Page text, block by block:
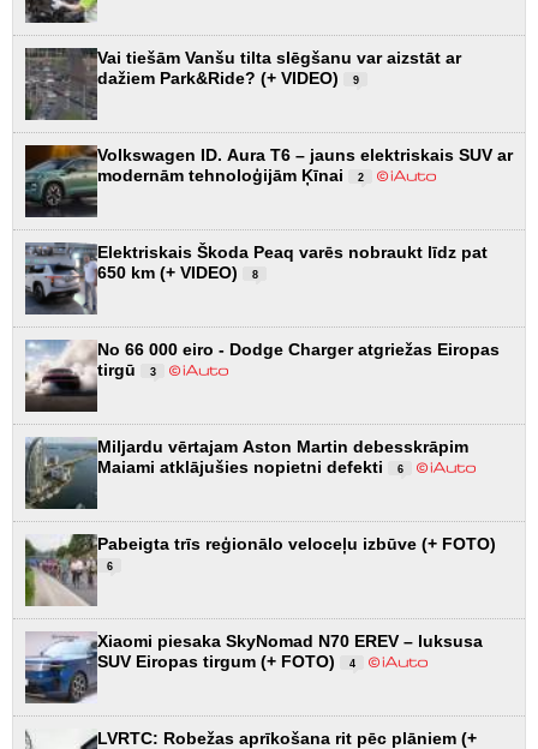
Vai tiešām Vanšu tilta slēgšanu var aizstāt ar
dažiem Park&Ride? (+ VIDEO)
9
Volkswagen ID. Aura T6 – jauns elektriskais SUV ar
modernām tehnoloģijām Ķīnai
2
Elektriskais Škoda Peaq varēs nobraukt līdz pat
650 km (+ VIDEO)
8
No 66 000 eiro - Dodge Charger atgriežas Eiropas
tirgū
3
Miljardu vērtajam Aston Martin debesskrāpim
Maiami atklājušies nopietni defekti
6
Pabeigta trīs reģionālo veloceļu izbūve (+ FOTO)
6
Xiaomi piesaka SkyNomad N70 EREV – luksusa
SUV Eiropas tirgum (+ FOTO)
4
LVRTC: Robežas aprīkošana rit pēc plāniem (+